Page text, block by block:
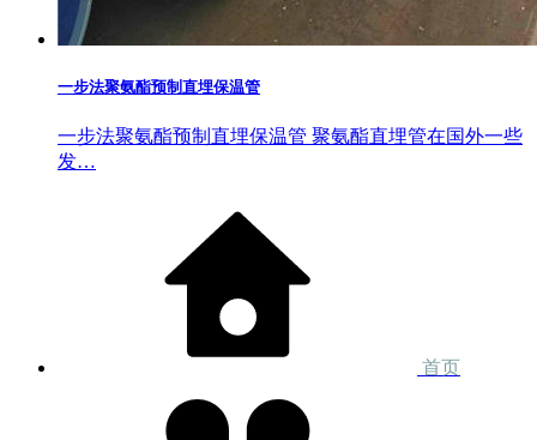
一步法聚氨酯预制直埋保温管
一步法聚氨酯预制直埋保温管 聚氨酯直埋管在国外一些
发…
首页